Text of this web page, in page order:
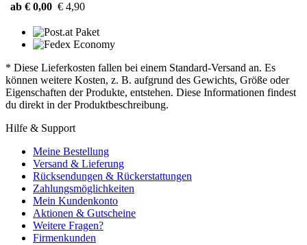
ab € 0,00 € 4,90
* Diese Lieferkosten fallen bei einem Standard-Versand an. Es
können weitere Kosten, z. B. aufgrund des Gewichts, Größe oder
Eigenschaften der Produkte, entstehen. Diese Informationen findest
du direkt in der Produktbeschreibung.
Hilfe & Support
Meine Bestellung
Versand & Lieferung
Rücksendungen & Rückerstattungen
Zahlungsmöglichkeiten
Mein Kundenkonto
Aktionen & Gutscheine
Weitere Fragen?
Firmenkunden